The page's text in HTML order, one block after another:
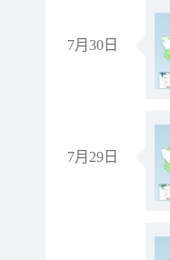
7月30日
7月29日